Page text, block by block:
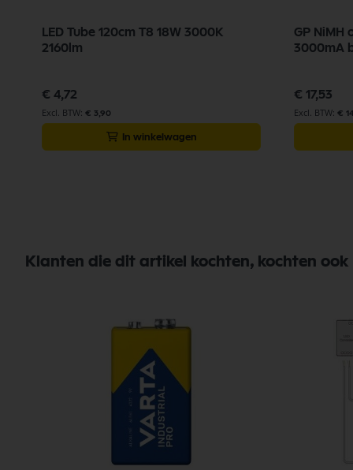
LED Tube 120cm T8 18W 3000K
2160lm
€ 4,72
€ 3,90
In winkelwagen
GP NiMH
3000mA
€ 17,53
€
Klanten die dit artikel kochten, kochten ook